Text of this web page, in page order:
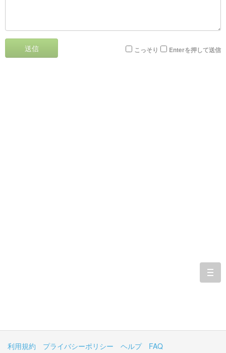
送信 こっそり Enterを押して送信
利用規約 プライバシーポリシー ヘルプ
FAQ